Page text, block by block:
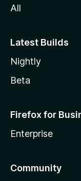
All
Latest Builds
Nightly
Beta
Firefox for
Enterprise
Community